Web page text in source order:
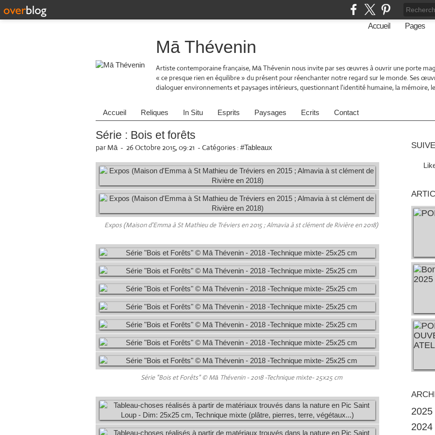
Accueil Pages
Mā Thévenin
Artiste contemporaine française, Mā Thévenin nous invite par ses œuvres à ouvrir une porte
« ce presque rien en équilibre » du présent pour réenchanter notre regard sur le monde. Ses
dialoguer environnements et paysages intérieurs, questionnant l'identité humaine, la mémoire,
Accueil Reliques In Situ Esprits Paysages Ecrits Contact
Série : Bois et forêts
par Mā- 26 Octobre 2015, 09:21 - Catégories : #Tableaux
Expos (Maison d'Emma à St Mathieu de Tréviers en 2015 ; Almavia à st clément de Rivière en 2018)
Série "Bois et Forêts" © Mā Thévenin - 2018 -Technique mixte- 25x25 cm
2025
2024